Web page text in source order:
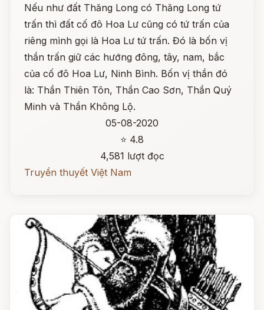
Nếu như đất Thăng Long có Thăng Long tứ
trấn thì đất cố đô Hoa Lư cũng có tứ trấn của
riêng mình gọi là Hoa Lư tứ trấn. Đó là bốn vị
thần trấn giữ các hướng đông, tây, nam, bắc
của cố đô Hoa Lư, Ninh Bình. Bốn vị thần đó
là: Thần Thiên Tôn, Thần Cao Sơn, Thần Quý
Minh và Thần Không Lộ.
05-08-2020
⭐ 4.8
4,581 lượt đọc
Truyền thuyết Việt Nam